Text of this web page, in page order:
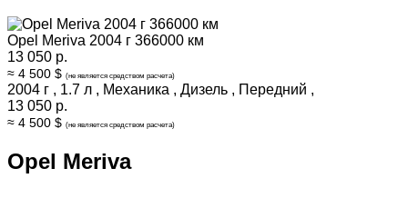
Opel Meriva 2004 г 366000 км
13 050 р.
≈ 4 500 $ (не является средством расчета)
2004 г , 1.7 л , Механика , Дизель , Передний ,
13 050 р.
≈ 4 500 $ (не является средством расчета)
Opel Meriva